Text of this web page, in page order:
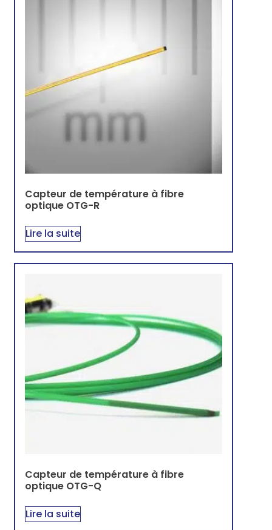
Capteur de température à fibre
optique OTG-R
Lire la suite
Capteur de température à fibre
optique OTG-Q
Lire la suite